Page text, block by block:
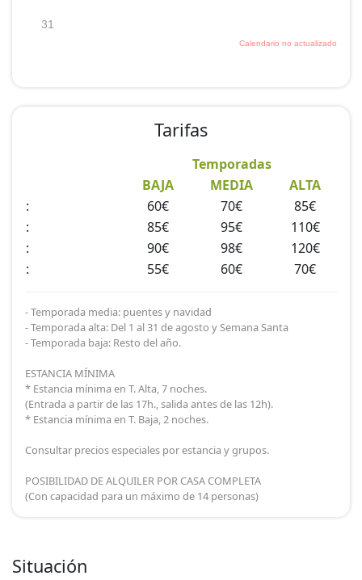
Situación
Tarifas
Temporadas
BAJA
MEDIA
ALTA
:
60€ 70€
85€
:
85€ 95€
110€
:
90€ 98€
120€
:
55€ 60€ 70€
- Temporada media: puentes y navidad
- Temporada alta: Del 1 al 31 de agosto y Semana Santa
- Temporada baja: Resto del año.
ESTANCIA MÍNIMA
* Estancia mínima en T. Alta, 7 noches.
(Entrada a partir de las 17h., salida antes de las 12h).
* Estancia mínima en T. Baja, 2 noches.
Consultar precios especiales por estancia y grupos.
POSIBILIDAD DE ALQUILER POR CASA COMPLETA
(Con capacidad para un máximo de 14 personas)